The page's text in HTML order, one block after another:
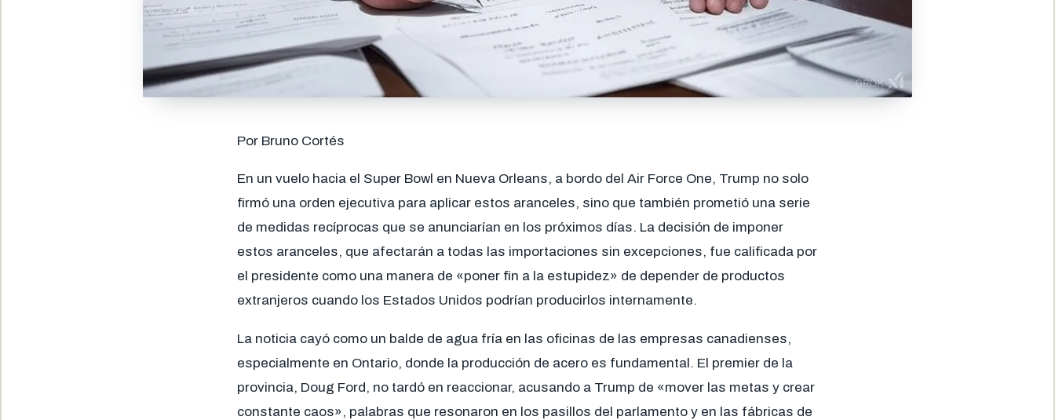
Por Bruno Cortés
En un vuelo hacia el Super Bowl en Nueva Orleans, a bordo del Air Force One, Trump no solo
firmó una orden ejecutiva para aplicar estos aranceles, sino que también prometió una serie
de medidas recíprocas que se anunciarían en los próximos días. La decisión de imponer
estos aranceles, que afectarán a todas las importaciones sin excepciones, fue calificada por
el presidente como una manera de «poner fin a la estupidez» de depender de productos
extranjeros cuando los Estados Unidos podrían producirlos internamente.
La noticia cayó como un balde de agua fría en las oficinas de las empresas canadienses,
especialmente en Ontario, donde la producción de acero es fundamental. El premier de la
provincia, Doug Ford, no tardó en reaccionar, acusando a Trump de «mover las metas y crear
constante caos», palabras que resonaron en los pasillos del parlamento y en las fábricas de